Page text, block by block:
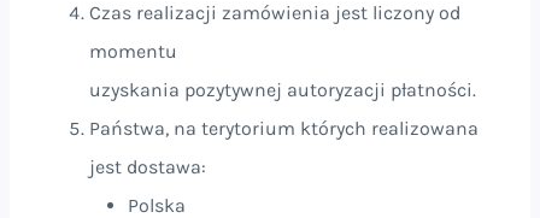
Czas realizacji zamówienia jest liczony od
momentu
uzyskania pozytywnej autoryzacji płatności.
Państwa, na terytorium których realizowana
jest dostawa:
Polska